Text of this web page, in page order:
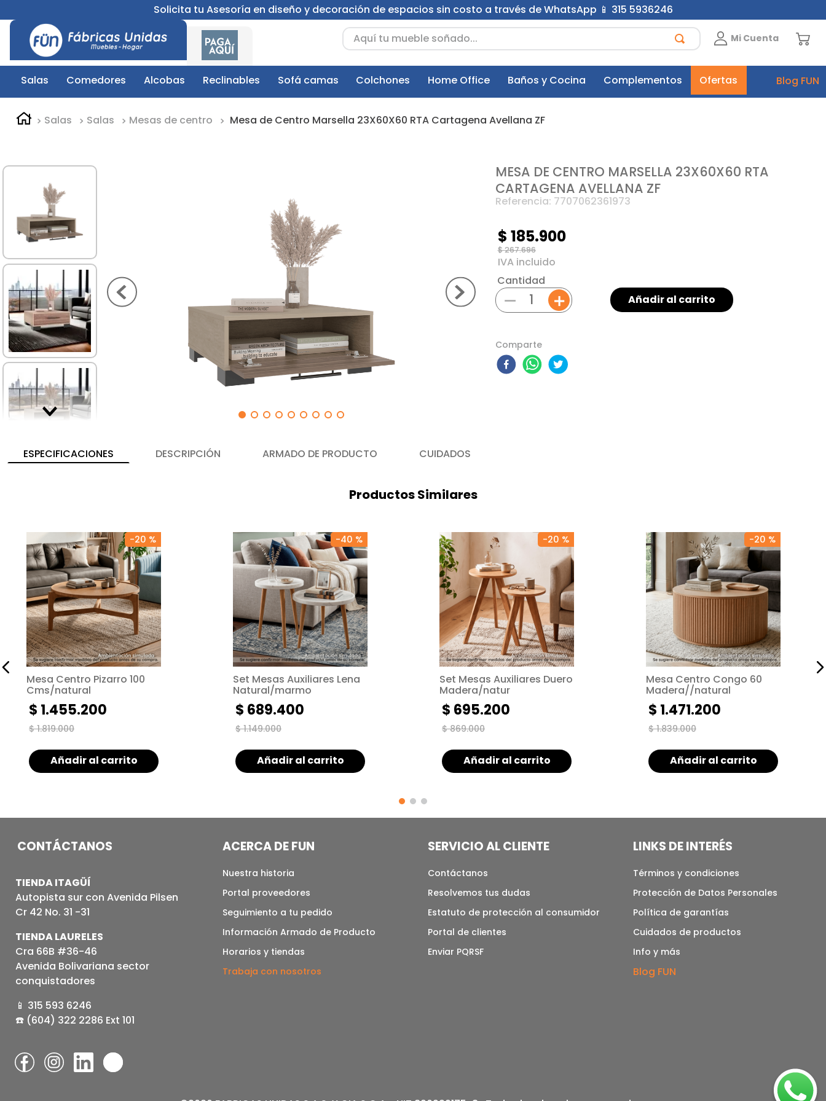
Solicita tu Asesoría en diseño y decoración de espacios sin costo a través de WhatsApp 📱 315 5936246
Aquí tu mueble soñado...
Mi Cuenta
Salas Comedores Alcobas Reclinables Sofá camas Colchones Home Office Baños y Cocina Complementos Ofertas Blog FUN
Salas Salas Mesas de centro Mesa de Centro Marsella 23X60X60 RTA Cartagena Avellana ZF
MESA DE CENTRO MARSELLA 23X60X60 RTA
CARTAGENA AVELLANA ZF
Referencia: 7707062361973
$267.696
$ 185.900
Cantidad
＋
－ Añadir al carrito
Comparte
ESPECIFICACIONES DESCRIPCIÓN ARMADO DE PRODUCTO CUIDADOS
Productos Similares
-20 %
Mesa Centro Pizarro 100
Cms/natural
$ 1.819.000
$ 1.455.200
Añadir al carrito
-40 %
Set Mesas Auxiliares Lena
Natural/marmo
$ 1.149.000
$ 689.400
Añadir al carrito
-20 %
Set Mesas Auxiliares Duero
Madera/natur
$ 869.000
$ 695.200
Añadir al carrito
-20 %
Mesa Centro Congo 60
Madera//natural
$ 1.839.000
$ 1.471.200
Añadir al carrito
CONTÁCTANOS
TIENDA ITAGÜÍ
Autopista sur con Avenida Pilsen
Cr 42 No. 31 -31
TIENDA LAURELES
Cra 66B #36-46
Avenida Bolivariana sector
conquistadores
📱 315 593 6246
☎️ (604) 322 2286 Ext 101
ACERCA DE FUN
Nuestra historia
Portal proveedores
Seguimiento a tu pedido
Información Armado de Producto
Horarios y tiendas
Trabaja con nosotros
SERVICIO AL CLIENTE
Contáctanos
Resolvemos tus dudas
Estatuto de protección al consumidor
Portal de clientes
Enviar PQRSF
LINKS DE INTERÉS
Términos y condiciones
Protección de Datos Personales
Política de garantías
Cuidados de productos
Info y más
Blog FUN